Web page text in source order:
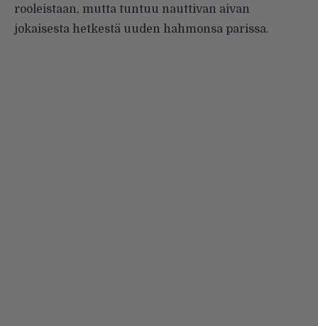
rooleistaan, mutta tuntuu nauttivan aivan
jokaisesta hetkestä uuden hahmonsa parissa.